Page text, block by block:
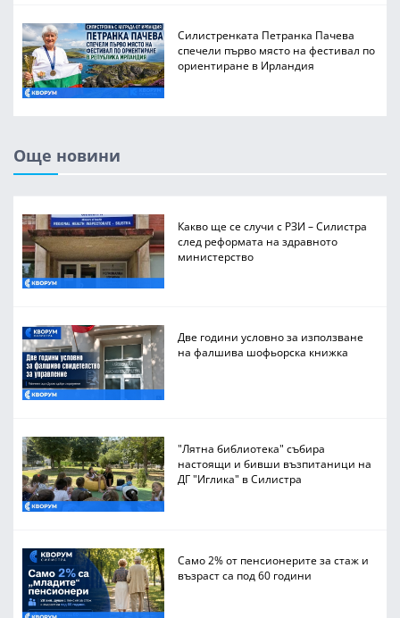
Силистренката Петранка Пачева
спечели първо място на фестивал по
ориентиране в Ирландия
Още новини
Какво ще се случи с РЗИ – Силистра
след реформата на здравното
министерство
Две години условно за използване
на фалшива шофьорска книжка
"Лятна библиотека" събира
настоящи и бивши възпитаници на
ДГ "Иглика" в Силистра
Само 2% от пенсионерите за стаж и
възраст са под 60 години